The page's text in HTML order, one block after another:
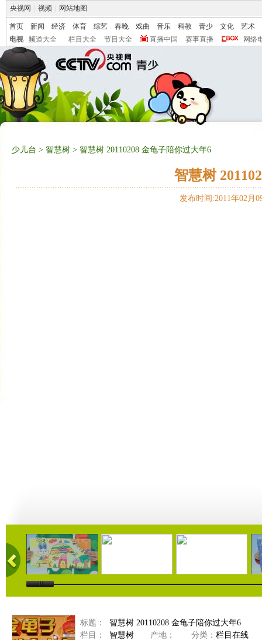
央视网 视频 网站地图
首页 新闻 经济 体育 综艺 春晚 戏曲 音乐 科教 青少 文化
艺术
电视
频道大全 栏目大全 节目大全 直播中国 赛事直播 网络
少儿台 > 智慧树 > 智慧树 20110208 金龟子陪你过大年6
智慧树
发布时间:2011年02月
02:33 02:17 01:49
标题：
智慧树 20110208 金龟子陪你过大年6
栏目：
智慧树 产地： 分类： 栏目在线